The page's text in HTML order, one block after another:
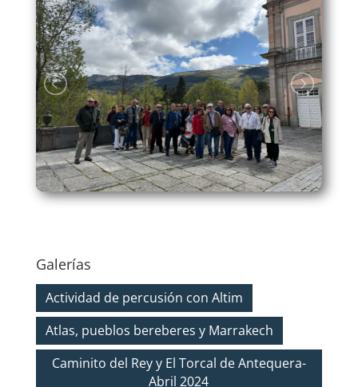
Galerías
Actividad de percusión con Altim
Atlas, pueblos bereberes y Marrakech
Caminito del Rey y El Torcal de Antequera-
Abril 2024